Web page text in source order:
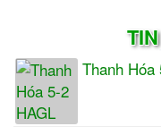
Thanh Hóa